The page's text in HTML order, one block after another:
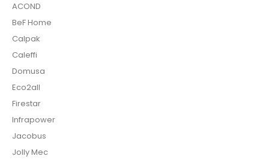
ACOND
BeF Home
Calpak
Caleffi
Domusa
Eco2all
Firestar
Infrapower
Jacobus
Jolly Mec